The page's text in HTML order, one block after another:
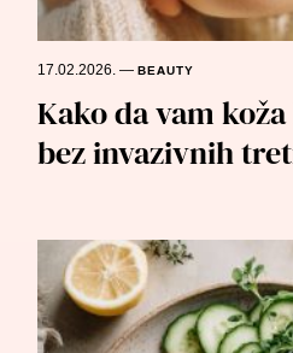
17.02.2026.—BEAUTY
Kako da vam
bez invazivnih